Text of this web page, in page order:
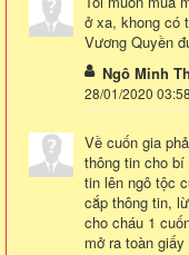
ở xa, khong có
Vương Quyền
Ngô Minh
28/01/2020 03:58
Về cuốn gia
thông tin cho
tin lên ngô tộc
cắp thông tin,
cho cháu 1
mở ra toàn